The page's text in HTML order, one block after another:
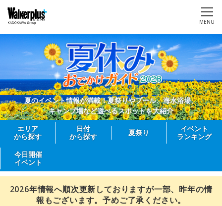
MENU
夏のイベント情報が満載！夏祭りやプール、海水浴場、
キャンプ場など遊べるスポットを大紹介
エリア
から探す
日付
から探す
夏祭り
イベント
ランキング
今日開催
イベント
2026年情報へ順次更新しておりますが一部、昨年の情
報もございます。予めご了承ください。